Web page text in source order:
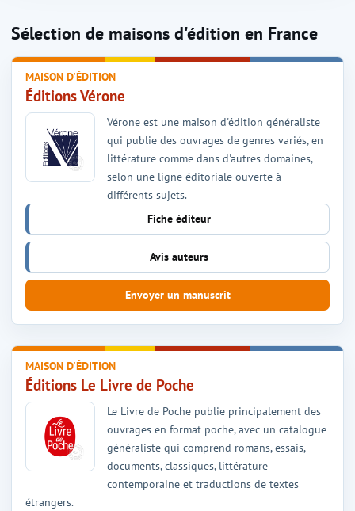
Sélection de maisons d'édition en France
MAISON D'ÉDITION
Éditions Vérone
Vérone est une maison d'édition généraliste
qui publie des ouvrages de genres variés, en
littérature comme dans d'autres domaines,
selon une ligne éditoriale ouverte à
différents sujets.
Fiche éditeur
Avis auteurs
Envoyer un manuscrit
MAISON D'ÉDITION
Éditions Le Livre de Poche
Le Livre de Poche publie principalement des
ouvrages en format poche, avec un catalogue
généraliste qui comprend romans, essais,
documents, classiques, littérature
contemporaine et traductions de textes
étrangers.